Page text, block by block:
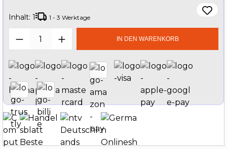
Inhalt: 1 1 - 3 Werktage
Produkt Anzahl: Gib denIN DEN WARENKORB